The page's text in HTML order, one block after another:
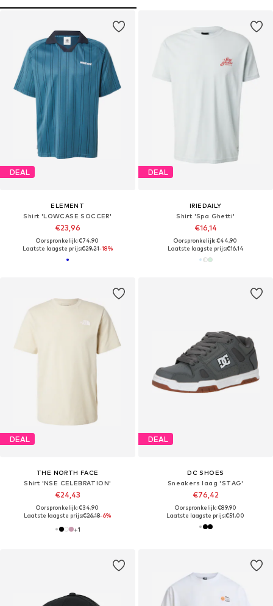
DEAL
ELEMENT
Shirt 'LOWCASE SOCCER'
€23,96
Oorspronkelijk: €74,90
Laatste laagste prijs:€29,21-18%
DEAL
IRIEDAILY
Shirt 'Spa Ghetti'
€16,14
Oorspronkelijk: €44,90
Laatste laagste prijs:€16,14
DEAL
THE NORTH FACE
Shirt 'NSE CELEBRATION'
€24,43
Oorspronkelijk: €34,90
Laatste laagste prijs:€26,18-6%
+1
DEAL
DC SHOES
Sneakers laag 'STAG'
€76,42
Oorspronkelijk: €89,90
Laatste laagste prijs:€51,00